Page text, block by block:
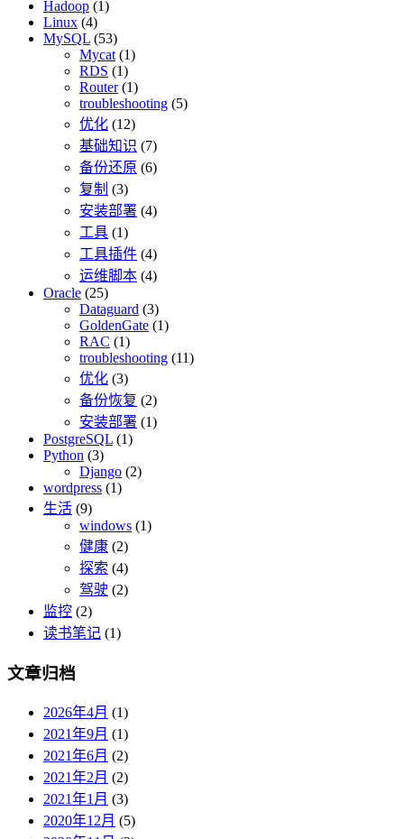
Hadoop (1)
Linux (4)
MySQL (53)
Mycat (1)
RDS (1)
Router(1)
troubleshooting (5)
优化 (12)
基础知识 (7)
备份还原 (6)
复制 (3)
安装部署 (4)
工具 (1)
工具插件 (4)
运维脚本 (4)
Oracle (25)
Dataguard (3)
GoldenGate (1)
RAC (1)
troubleshooting (11)
优化 (3)
备份恢复 (2)
安装部署 (1)
PostgreSQL (1)
Python (3)
Django (2)
wordpress (1)
生活 (9)
windows (1)
健康 (2)
探索 (4)
驾驶 (2)
监控 (2)
读书笔记 (1)
文章归档
2026年4月 (1)
2021年9月 (1)
2021年6月 (2)
2021年2月 (2)
2021年1月 (3)
2020年12月 (5)